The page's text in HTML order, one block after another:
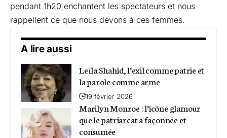
pendant 1h20 enchantent les spectateurs et nous
rappellent ce que nous devons à ces femmes.
A lire aussi
Leïla Shahid, l’exil comme patrie et
la parole comme arme
19 février 2026
Marilyn Monroe : l’icône glamour
que le patriarcat a façonnée et
consumée